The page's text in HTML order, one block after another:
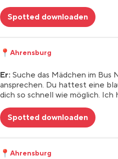
Spotted downloaden
📍 Ahrensburg
Er: Suche das Mädchen im Bus
ansprechen. Du hattest eine
dich so schnell wie möglich. Ich
Spotted downloaden
📍 Ahrensburg